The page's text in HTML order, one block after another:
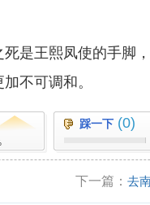
是王熙凤使的手脚
不可调和。
踩一下 (0)
下一篇：去